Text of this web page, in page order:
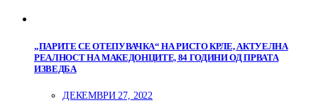
„ПАРИТЕ СЕ ОТЕПУВАЧКА“ НА РИСТО КРЛЕ, АКТУЕЛНА
РЕАЛНОСТ НА МАКЕДОНЦИТЕ, 84 ГОДИНИ ОД ПРВАТА
ИЗВЕДБА
ДЕКЕМВРИ 27, 2022